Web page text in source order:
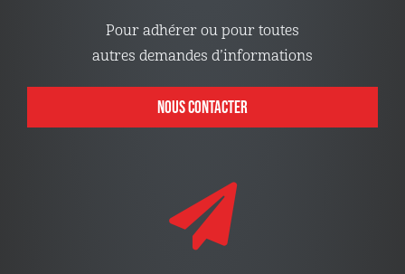
Pour adhérer ou pour toutes
autres demandes d’informations
NOUS CONTACTER